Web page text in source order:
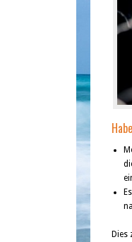
Dies